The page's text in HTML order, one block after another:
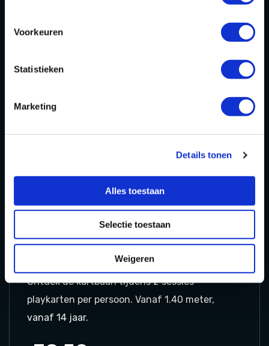
Voorkeuren
Statistieken
Marketing
Details tonen
Alles toestaan
Selectie toestaan
Weigeren
MEER INFORMATIE
CONTACT MET ONS OP
PLAYKARTEN TIJDENS DE
KERSTVAKANTIE
Ontdek de kartbaan tijdens 2 sessies
playkarten per persoon. Vanaf 1.40 meter,
vanaf 14 jaar.